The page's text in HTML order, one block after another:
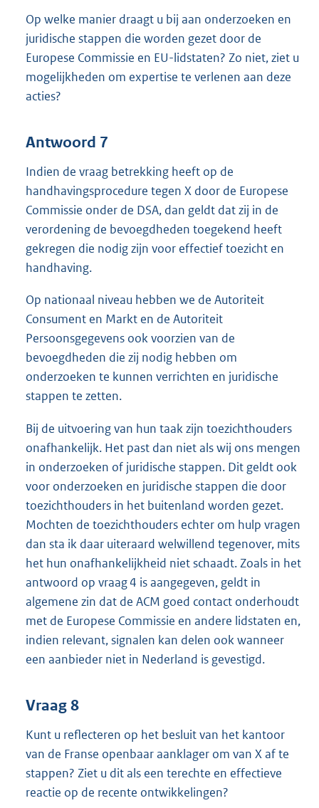
Op welke manier draagt u bij aan onderzoeken en
juridische stappen die worden gezet door de
Europese Commissie en EU-lidstaten? Zo niet, ziet u
mogelijkheden om expertise te verlenen aan deze
acties?
Antwoord 7
Indien de vraag betrekking heeft op de
handhavingsprocedure tegen X door de Europese
Commissie onder de DSA, dan geldt dat zij in de
verordening de bevoegdheden toegekend heeft
gekregen die nodig zijn voor effectief toezicht en
handhaving.
Op nationaal niveau hebben we de Autoriteit
Consument en Markt en de Autoriteit
Persoonsgegevens ook voorzien van de
bevoegdheden die zij nodig hebben om
onderzoeken te kunnen verrichten en juridische
stappen te zetten.
Bij de uitvoering van hun taak zijn toezichthouders
onafhankelijk. Het past dan niet als wij ons mengen
in onderzoeken of juridische stappen. Dit geldt ook
voor onderzoeken en juridische stappen die door
toezichthouders in het buitenland worden gezet.
Mochten de toezichthouders echter om hulp vragen
dan sta ik daar uiteraard welwillend tegenover, mits
het hun onafhankelijkheid niet schaadt. Zoals in het
antwoord op vraag 4 is aangegeven, geldt in
algemene zin dat de ACM goed contact onderhoudt
met de Europese Commissie en andere lidstaten en,
indien relevant, signalen kan delen ook wanneer
een aanbieder niet in Nederland is gevestigd.
Vraag 8
Kunt u reflecteren op het besluit van het kantoor
van de Franse openbaar aanklager om van X af te
stappen? Ziet u dit als een terechte en effectieve
reactie op de recente ontwikkelingen?